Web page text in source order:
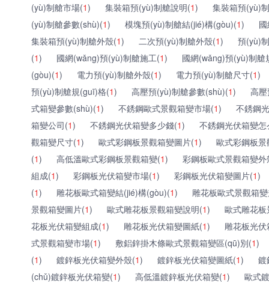
(yù)制艙市場(1) 集裝箱預(yù)制艙說明(1)
集裝箱預(yù)
(yù)制艙參數(shù)(1) 模塊預(yù)制艙結(jié)構(gòu)(1)
集裝箱預(yù)制艙外殼(1) 二次預(yù)制艙外殼(1)
預(yù)
(1) 國網(wǎng)預(yù)制艙施工(1)
國網(wǎng)預(yù)制艙
(gòu)(1) 電力預(yù)制艙外殼(1) 電力預(yù)制艙尺寸(1)
預(yù)制艙規(guī)格(1) 高壓預(yù)制艙參數(shù)(1)
高
式箱變參數(shù)(1) 不銹鋼歐式景觀箱變市場(1)
不銹鋼
箱變公司(1) 不銹鋼光伏箱變多少錢(1)
不銹鋼光伏箱變
觀箱變尺寸(1) 歐式彩鋼板景觀箱變圖片(1)
歐式彩鋼板
(1) 高低溫歐式彩鋼板景觀箱變(1)
彩鋼板歐式景觀箱變外
組成(1) 彩鋼板光伏箱變市場(1) 彩鋼板光伏箱變圖片(1)
(1) 雕花板歐式箱變結(jié)構(gòu)(1)
雕花板歐式景觀箱
景觀箱變圖片(1) 歐式雕花板景觀箱變說明(1)
歐式雕花
花板光伏箱變組成(1) 雕花板光伏箱變圖紙(1)
雕花板光
式景觀箱變市場(1) 敷鋁鋅掛木條歐式景觀箱變區(qū)別(1)
(1) 鍍鋅板光伏箱變外殼(1) 鍍鋅板光伏箱變圖紙(1)
鍍
(chǔ)鍍鋅板光伏箱變(1) 高低溫鍍鋅板光伏箱變(1) 歐式